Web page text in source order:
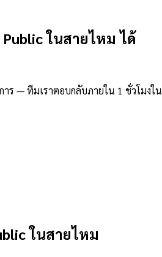
ในสายไหม ได้
าร — ทีมเราตอบกลับภายใน 1 ชั่วโมงใน
ในสายไหม